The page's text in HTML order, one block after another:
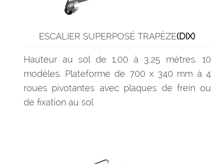
ESCALIER SUPERPOSÉ TRAPÈZE(DIX)
Hauteur au sol de 1,00 à 3,25 mètres. 10
modèles. Plateforme de 700 x 340 mm à 4
roues pivotantes avec plaques de frein ou
de fixation au sol